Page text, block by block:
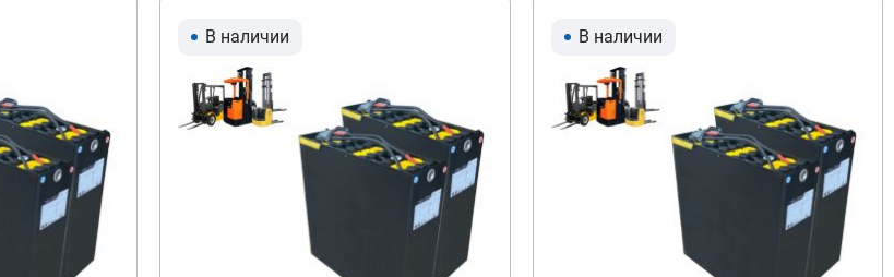
В наличии В наличии